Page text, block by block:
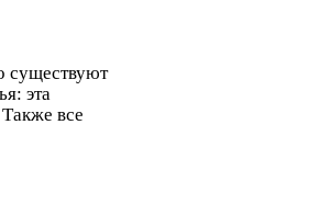
существуют
эта
все